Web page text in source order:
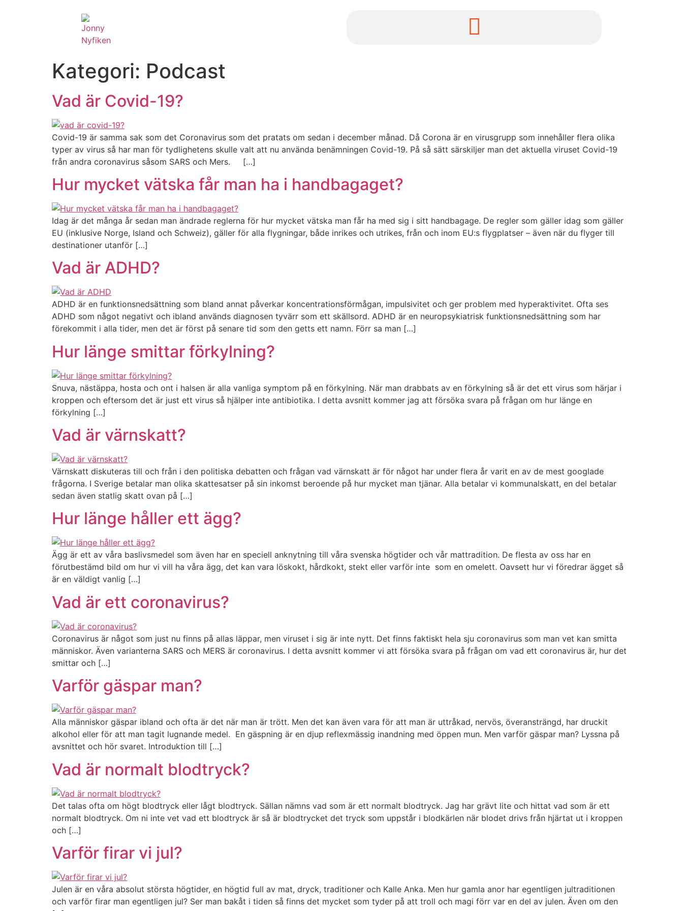
Kategori: Podcast
Vad är Covid-19?
Covid-19 är samma sak som det Coronavirus som det pratats om sedan i december månad. Då Corona är en virusgrupp som innehåller flera olika
typer av virus så har man för tydlighetens skulle valt att nu använda benämningen Covid-19. På så sätt särskiljer man det aktuella viruset Covid-19
från andra coronavirus såsom SARS och Mers. […]
Hur mycket vätska får man ha i handbagaget?
Idag är det många år sedan man ändrade reglerna för hur mycket vätska man får ha med sig i sitt handbagage. De regler som gäller idag som gäller
EU (inklusive Norge, Island och Schweiz), gäller för alla flygningar, både inrikes och utrikes, från och inom EU:s flygplatser – även när du flyger till
destinationer utanför […]
Vad är ADHD?
ADHD är en funktionsnedsättning som bland annat påverkar koncentrationsförmågan, impulsivitet och ger problem med hyperaktivitet. Ofta ses
ADHD som något negativt och ibland används diagnosen tyvärr som ett skällsord. ADHD är en neuropsykiatrisk funktionsnedsättning som har
förekommit i alla tider, men det är först på senare tid som den getts ett namn. Förr sa man […]
Hur länge smittar förkylning?
Snuva, nästäppa, hosta och ont i halsen är alla vanliga symptom på en förkylning. När man drabbats av en förkylning så är det ett virus som härjar i
kroppen och eftersom det är just ett virus så hjälper inte antibiotika. I detta avsnitt kommer jag att försöka svara på frågan om hur länge en
förkylning […]
Vad är värnskatt?
Värnskatt diskuteras till och från i den politiska debatten och frågan vad värnskatt är för något har under flera år varit en av de mest googlade
frågorna. I Sverige betalar man olika skattesatser på sin inkomst beroende på hur mycket man tjänar. Alla betalar vi kommunalskatt, en del betalar
sedan även statlig skatt ovan på […]
Hur länge håller ett ägg?
Ägg är ett av våra baslivsmedel som även har en speciell anknytning till våra svenska högtider och vår mattradition. De flesta av oss har en
förutbestämd bild om hur vi vill ha våra ägg, det kan vara löskokt, hårdkokt, stekt eller varför inte som en omelett. Oavsett hur vi föredrar ägget så
är en väldigt vanlig […]
Vad är ett coronavirus?
Coronavirus är något som just nu finns på allas läppar, men viruset i sig är inte nytt. Det finns faktiskt hela sju coronavirus som man vet kan smitta
människor. Även varianterna SARS och MERS är coronavirus. I detta avsnitt kommer vi att försöka svara på frågan om vad ett coronavirus är, hur det
smittar och […]
Varför gäspar man?
Alla människor gäspar ibland och ofta är det när man är trött. Men det kan även vara för att man är uttråkad, nervös, överansträngd, har druckit
alkohol eller för att man tagit lugnande medel. En gäspning är en djup reflexmässig inandning med öppen mun. Men varför gäspar man? Lyssna på
avsnittet och hör svaret. Introduktion till […]
Vad är normalt blodtryck?
Det talas ofta om högt blodtryck eller lågt blodtryck. Sällan nämns vad som är ett normalt blodtryck. Jag har grävt lite och hittat vad som är ett
normalt blodtryck. Om ni inte vet vad ett blodtryck är så är blodtrycket det tryck som uppstår i blodkärlen när blodet drivs från hjärtat ut i kroppen
och […]
Varför firar vi jul?
Julen är en våra absolut största högtider, en högtid full av mat, dryck, traditioner och Kalle Anka. Men hur gamla anor har egentligen jultraditionen
och varför firar man egentligen jul? Ser man bakåt i tiden så finns det mycket som tyder på att troll och magi förr var en del av julen. Även om den